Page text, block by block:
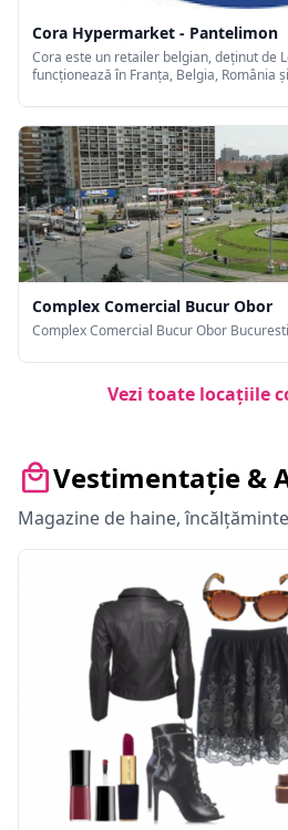
Cora Hypermarket - Pantelimon
Cora este un retailer belgian, deținut de
funcționează în Franța, Belgia, România
Complex Comercial Bucur Obor
Complex Comercial Bucur Obor Bucuresti
Vezi toate locațiile
Vestimentație &
Magazine de haine,